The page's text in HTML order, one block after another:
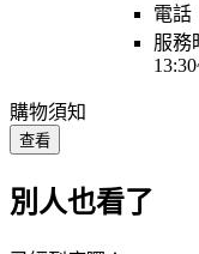
電話
服務
購物須知
查看
別人也看了